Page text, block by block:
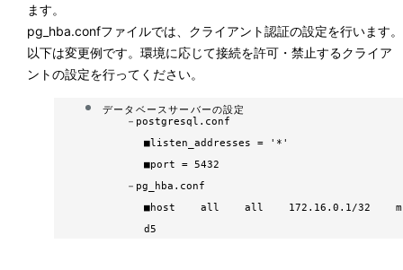
ます。
pg_hba.confファイルでは、クライアント認証の設定を行います。
以下は変更例です。環境に応じて接続を許可・禁止するクライア
ントの設定を行ってください。
データベースサーバーの設定
－ postgresql.conf
■listen_addresses = '*'
■port = 5432
－ pg_hba.conf
■host all all 172.16.0.1/32 m
d5